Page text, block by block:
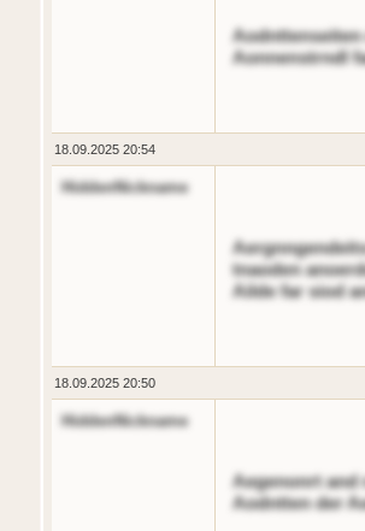
Aonnenstrndl
18.09.2025 20:54
HiddenNickname
tnaoden
Ailde far siod
18.09.2025 20:50
HiddenNickname
Aegenonrt and
Aodntten der